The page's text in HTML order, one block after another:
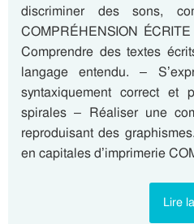
discriminer des sons,
COMPRÉHENSION
Comprendre des textes
langage entendu. –
syntaxiquement correct et
spirales – Réaliser une
reproduisant des
en capitales d’imprimerie
Lire